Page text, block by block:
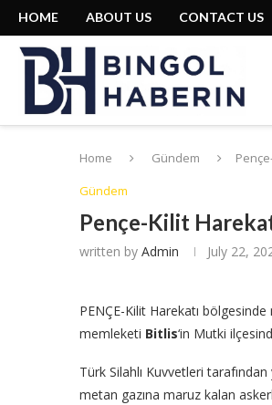
HOME ABOUT US CONTACT US
Home Gündem
Gündem
Pençe-Kilit
written by Admin July 22,
PENÇE-Kilit Harekatı
memleketi Bitlis‘in Mutki
Türk Silahlı Kuvvetleri
metan gazına maruz kalan